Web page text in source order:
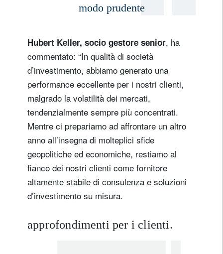
modo prudente
Hubert Keller, socio gestore senior, ha
commentato: “In qualità di società
d’investimento, abbiamo generato una
performance eccellente per i nostri clienti,
malgrado la volatilità dei mercati,
tendenzialmente sempre più concentrati.
Mentre ci prepariamo ad affrontare un altro
anno all’insegna di molteplici sfide
geopolitiche ed economiche, restiamo al
fianco dei nostri clienti come fornitore
altamente stabile di consulenza e soluzioni
d’investimento su misura.
approfondimenti per i clienti.